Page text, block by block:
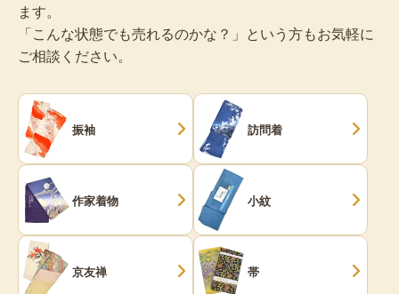
ます。
「こんな状態でも売れるのかな？」という方もお気軽に
ご相談ください。
振袖 訪問着
作家着物 小紋
京友禅 帯